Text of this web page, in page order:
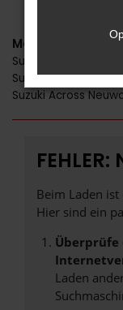
Modelle
Suzuki Swift
Suzuki Vitara
Suzuki Across
FEHLER:
Beim Laden
Hier sind ein
Überprüfe
Laden